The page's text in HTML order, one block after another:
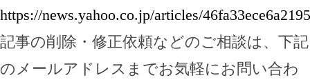
https://news.yahoo.co.jp/articles/
記事の削除・修正依頼などのご相談は、下記
のメールアドレスまでお気軽にお問い合わ